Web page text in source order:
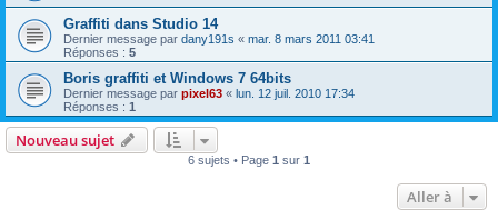
Graffiti dans Studio 14
Dernier message par dany191s « mar. 8 mars 2011 03:41
Réponses : 5
Boris graffiti et Windows 7 64bits
Dernier message par pixel63 « lun. 12 juil. 2010 17:34
Réponses : 1
Nouveau sujet
6 sujets • Page 1 sur 1
Aller à